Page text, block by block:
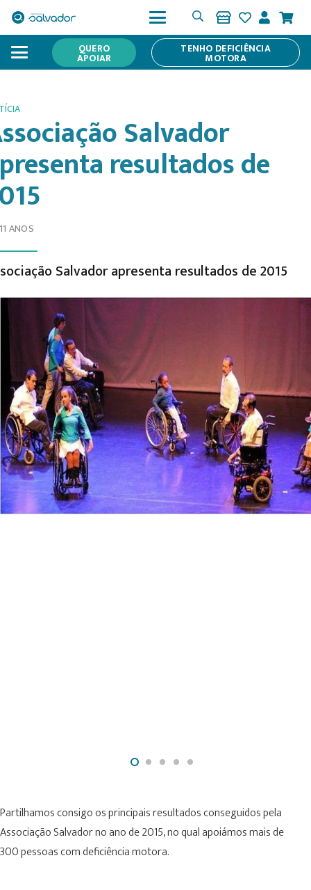
QUERO
APOIAR
TENHO DEFICIÊNCIA
MOTORA
Salvador
resultados de
ANOS
Salvador apresenta resultados de 2015
Partilhamos consigo os principais resultados conseguidos pela
Associação Salvador no ano de 2015, no qual apoiámos mais de
300 pessoas com deficiência motora.